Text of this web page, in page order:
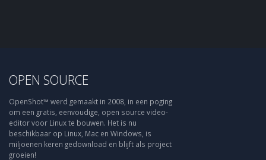
OPEN SOURCE
OpenShot™ werd gemaakt in 2008, in een poging
om een gratis, eenvoudige, open source video-
editor voor Linux te bouwen. Het is nu
beschikbaar op Linux, Mac en Windows, is
miljoenen keren gedownload en blijft als project
groeien!